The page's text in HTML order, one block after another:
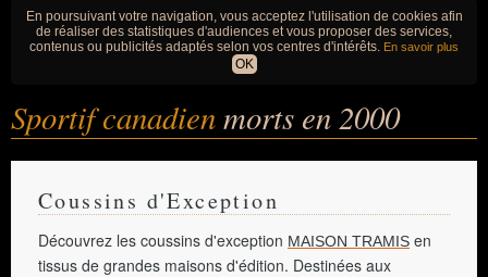
En poursuivant votre navigation, vous acceptez l'utilisation de cookies afin
de réaliser des statistiques d'audiences et vous proposer des services,
contenus ou publicités adaptés selon vos centres d'intérêts. En savoir plus
OK
Sportif canadienmorts en 2000
Coussins d'Exception
Découvrez les coussins d'exception MAISON TRAMIS en
tissus de grandes maisons d'édition. Destinées aux